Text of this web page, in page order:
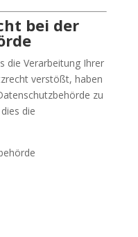
bei der
die Verarbeitung Ihrer
verstößt, haben
zu
die